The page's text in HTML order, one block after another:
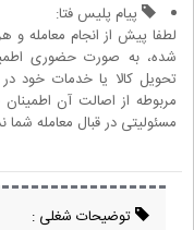
پیام پلیس فتا:
لطفا پیش از انجام معامله و
شده، به صورت حضوری
تحویل کالا یا خدمات خود
مربوطه از اصالت آن
مسئولیتی در قبال معامله شما
توضیحات شغلی :